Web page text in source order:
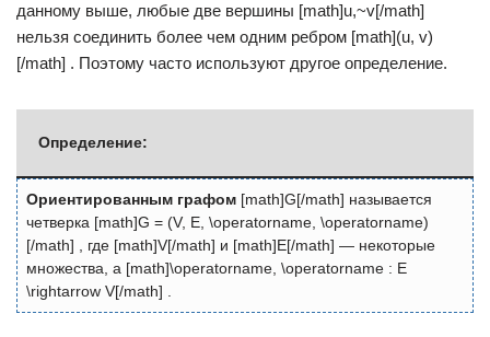
данному выше, любые две вершины [math]u,~v[/math]
нельзя соединить более чем одним ребром [math](u, v)
[/math] . Поэтому часто используют другое определение.
Определение:
Ориентированным графом [math]G[/math] называется
четверка [math]G = (V, E, \operatorname, \operatorname)
[/math] , где [math]V[/math] и [math]E[/math] — некоторые
множества, а [math]\operatorname, \operatorname : E
\rightarrow V[/math] .